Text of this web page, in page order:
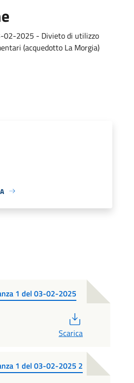
02-2025 - Divieto di utilizzo
(acquedotto La Morgia)
1 del 03-02-2025
Scarica
1 del 03-02-2025 2